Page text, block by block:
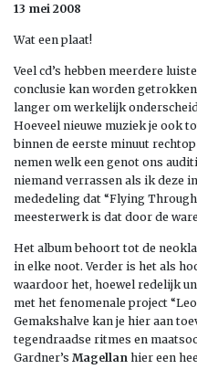
13 mei 2008
Wat een plaat!
Veel cd’s hebben meerdere
conclusie kan worden
langer om werkelijk
Hoeveel nieuwe muziek je ook
binnen de eerste minuut
nemen welk een genot ons
niemand verrassen als ik deze
mededeling dat “Flying
meesterwerk is dat door de
Het album behoort tot de
in elke noot. Verder is het als
waardoor het, hoewel redelijk
met het fenomenale project
Gemakshalve kan je hier aan
tegendraadse ritmes en
Gardner’s Magellan hier een